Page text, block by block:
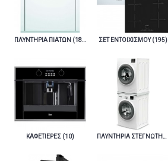
ΠΛΥΝΤΗΡΙΑ ΠΙΑΤΩΝ (189) ΣΕΤ ΕΝΤΟΙΧΙΣΜΟΥ (195)
ΚΑΦΕΤΙΕΡΕΣ (10) ΠΛΥΝΤΗΡΙΑ ΣΤΕΓΝΩΤΗΡΙΑ (4)